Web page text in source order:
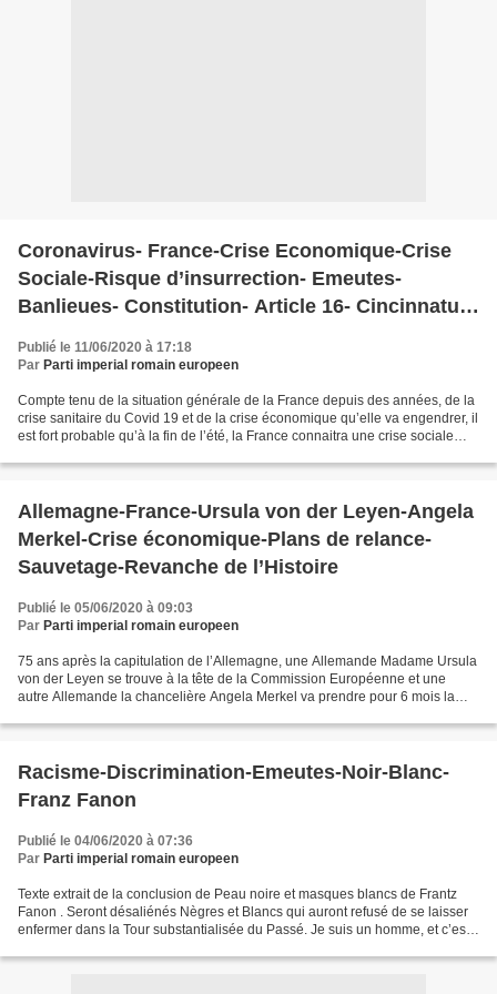
Coronavirus- France-Crise Economique-Crise
Sociale-Risque d’insurrection- Emeutes-
Banlieues- Constitution- Article 16- Cincinnatus-
Democratie-Police et Gendarmerie- Armée
Publié le 11/06/2020 à 17:18
Par Parti imperial romain europeen
Compte tenu de la situation générale de la France depuis des années, de la
crise sanitaire du Covid 19 et de la crise économique qu’elle va engendrer, il
est fort probable qu’à la fin de l’été, la France connaitra une crise sociale
Allemagne-France-Ursula von der Leyen-Angela
Merkel-Crise économique-Plans de relance-
Sauvetage-Revanche de l’Histoire
Publié le 05/06/2020 à 09:03
Par Parti imperial romain europeen
75 ans après la capitulation de l’Allemagne, une Allemande Madame Ursula
von der Leyen se trouve à la tête de la Commission Européenne et une
autre Allemande la chancelière Angela Merkel va prendre pour 6 mois la
Racisme-Discrimination-Emeutes-Noir-Blanc-
Franz Fanon
Publié le 04/06/2020 à 07:36
Par Parti imperial romain europeen
Texte extrait de la conclusion de Peau noire et masques blancs de Frantz
Fanon . Seront désaliénés Nègres et Blancs qui auront refusé de se laisser
enfermer dans la Tour substantialisée du Passé. Je suis un homme, et c’est